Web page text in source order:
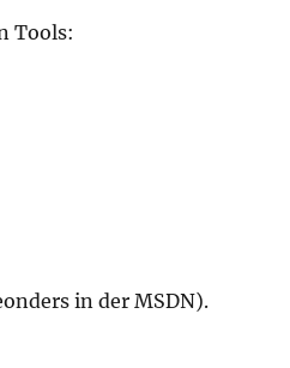
Tools:
in der MSDN).